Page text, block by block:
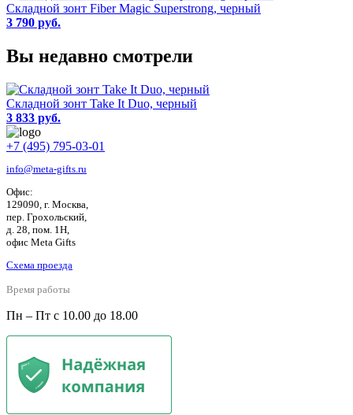
Складной зонт Fiber Magic Superstrong, черный
3 790 руб.
Вы недавно смотрели
Складной зонт Take It Duo, черный
3 833 руб.
+7 (495) 795-03-01
info@meta-gifts.ru
Офис:
129090, г. Москва,
пер. Грохольский,
д. 28, пом. 1Н,
офис Meta Gifts
Схема проезда
Время работы
Пн – Пт с 10.00 до 18.00